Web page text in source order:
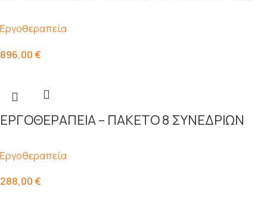
Εργοθεραπεία
896,00€
ΕΡΓΟΘΕΡΑΠΕΙΑ – ΠΑΚΕΤΟ 8 ΣΥΝΕΔΡΙΩΝ
Εργοθεραπεία
288,00€